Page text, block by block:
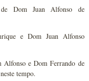
Dom Juan Alfonso de
e Dom Juan Alfonso
Alfonso e Dom Ferrando de
tempo.